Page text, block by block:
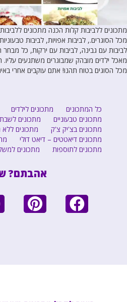
מתכונים ללביבות קלות הכנה מתכונים
מכל הסוגרים., לביבות אפויות, לביבות
לביבות עם גבינה, לביבות עם ירקות, כל מבחר
מאכל ילדים מובהק שמבוגרים משתגעים
מכל הסוגים בטוח תהנו! אתם עוקבים אחרי
כל המתכונים מתכונים לילדים
מתכונים טבעוניים
מתכונים לשבת
מתכונים בצ'יק צ'ק
מתכונים ללא
מתכונים דיאטטים – דיאט דולי
מתכונים לתוספות
מתכונים
אהבתם?